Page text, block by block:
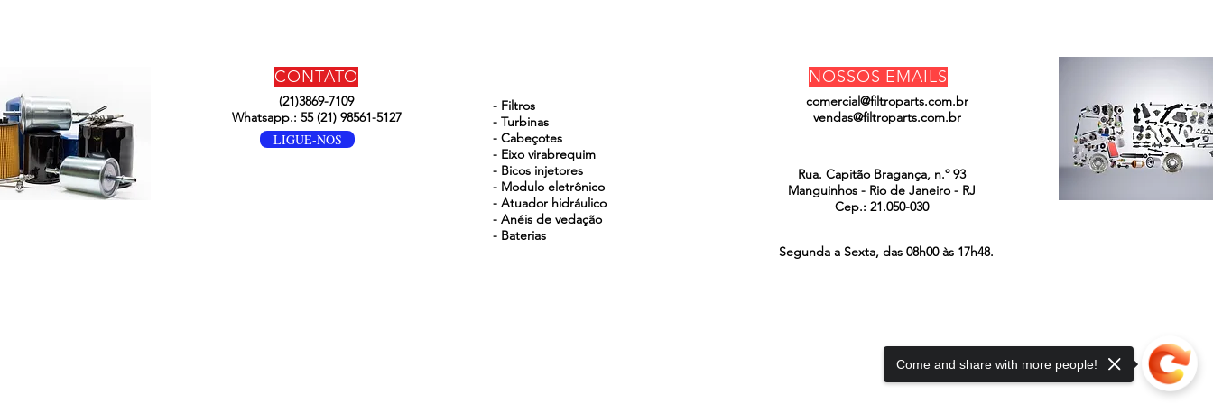
CONTATO
(21)3869-7109
Whatsapp.: 55 (21) 98561-5127
LIGUE-NOS
- Filtros
- Turbinas
- Cabeçotes
- Eixo virabrequim
- Bicos injetores
- Modulo eletrônico
- Atuador hidráulico
- Anéis de vedação
- Baterias
NOSSOS EMAILS
comercial@filtroparts.com.br
vendas@filtroparts.com.br
Rua. Capitão Bragança, n.º 93
Manguinhos - Rio de Janeiro - RJ
Cep.: 21.050-030
Segunda a Sexta, das 08h00 às 17h48.
Come and share with more people!